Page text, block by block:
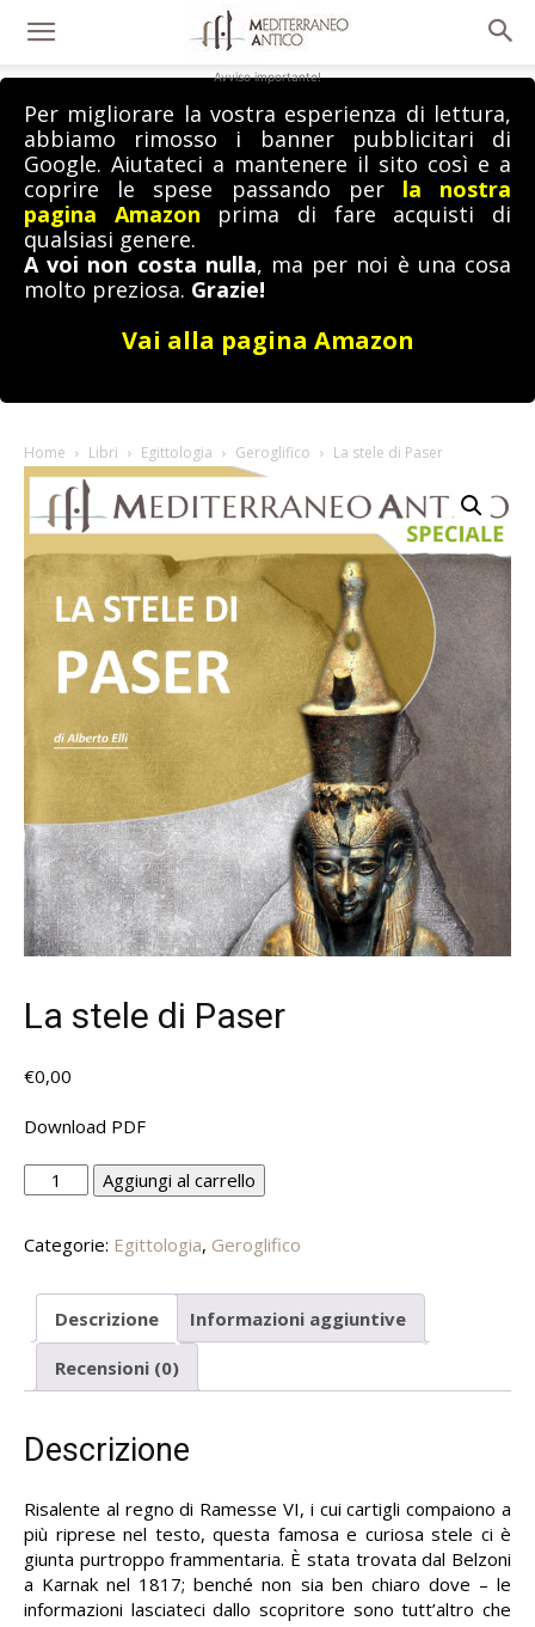
Avviso importante!
Per migliorare la vostra esperienza di lettura,
abbiamo rimosso i banner pubblicitari di
Google. Aiutateci a mantenere il sito così e a
coprire le spese passando per la nostra
pagina Amazon prima di fare acquisti di
qualsiasi genere.
A voi non costa nulla, ma per noi è una cosa
molto preziosa. Grazie!
Vai alla pagina Amazon
Home Libri Egittologia Geroglifico La stele di Paser
La stele di Paser
€0,00
Download PDF
stele
Paser
Aggiungi al carrello
Categorie: Egittologia, Geroglifico
Descrizione Informazioni aggiuntive
Recensioni (0)
Descrizione
Risalente al regno di Ramesse VI, i cui cartigli compaiono a
più riprese nel testo, questa famosa e curiosa stele ci è
giunta purtroppo frammentaria. È stata trovata dal Belzoni
a Karnak nel 1817; benché non sia ben chiaro dove – le
informazioni lasciateci dallo scopritore sono tutt’altro che